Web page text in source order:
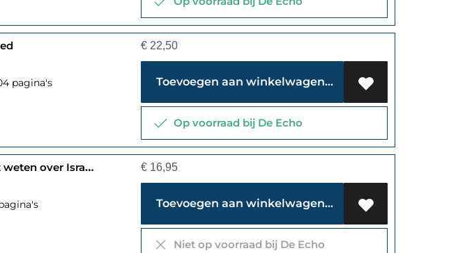
pagina's
€ 22,50
Toevoegen aan winkelwagen
Op voorraad bij De Echo
Wat iedere christen moet weten over Israël en de Palestijnen € 16,95
Toevoegen aan winkelwagen
Niet op voorraad bij De Echo